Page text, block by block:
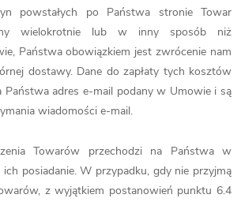
powstałych po Państwa stronie Towar
wielokrotnie lub w inny sposób niż
Państwa obowiązkiem jest zwrócenie nam
dostawy. Dane do zapłaty tych kosztów
Państwa adres e-mail podany w Umowie i są
wiadomości e-mail.
Towarów przechodzi na Państwa w
posiadanie. W przypadku, gdy nie przyjmą
z wyjątkiem postanowień punktu 6.4